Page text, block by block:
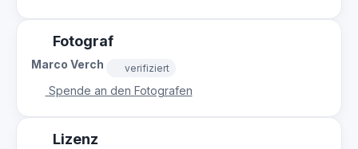
Fotograf
Marco Verch verifiziert
Spende an den Fotografen
Lizenz